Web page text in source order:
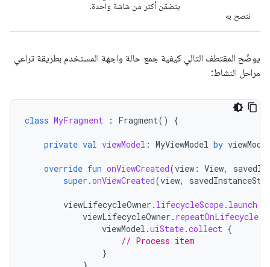
ننصح به
يتضمّن أكثر من شاشة واحدة.
يوضّح المقتطف التالي كيفية جمع حالة واجهة المستخدم بطريقة تراعي
مراحل النشاط:
class MyFragment : Fragment() {
private val viewModel : MyViewModel by
override fun onViewCreated(view : View,
super .onViewCreated(view,
viewLifecycleOwner . lifecycleScope. launch
viewLifecycleOwner . repeatOnLifecycle
viewModel .uiState.collect {
// Process item
}